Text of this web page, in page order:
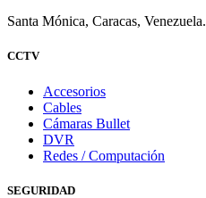
Santa Mónica, Caracas, Venezuela.
CCTV
Accesorios
Cables
Cámaras Bullet
DVR
Redes / Computación
SEGURIDAD